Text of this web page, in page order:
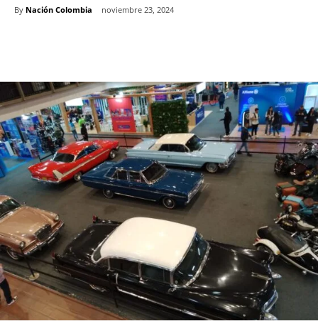
By Nación Colombia noviembre 23, 2024